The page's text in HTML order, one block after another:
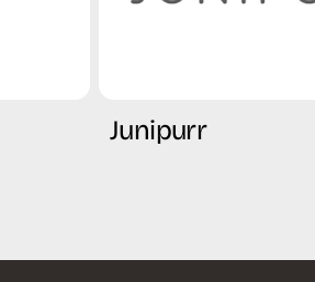
Junipurr